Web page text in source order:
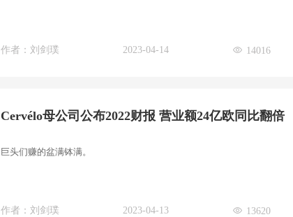
作者：刘剑璞 2023-04-14 14016
Cervélo母公司公布2022财报 营业额24亿欧同比翻倍
巨头们赚的盆满钵满。
作者：刘剑璞 2023-04-13 13620